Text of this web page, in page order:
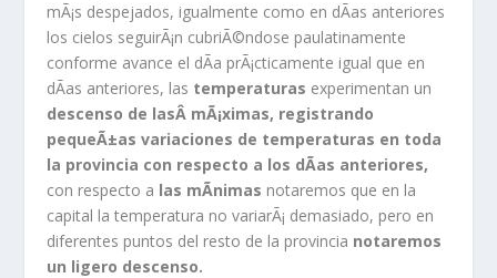
mÃ¡s despejados, igualmente como en dÃ­as anteriores
los cielos seguirÃ¡n cubriÃ©ndose paulatinamente
conforme avance el dÃ­a prÃ¡cticamente igual que en
dÃ­as anteriores, las temperaturas experimentan un
descenso de lasÂ mÃ¡ximas, registrando
pequeÃ±as variaciones de temperaturas en toda
la provincia con respecto a los dÃ­as anteriores,
con respecto a las mÃ­nimas notaremos que en la
capital la temperatura no variarÃ¡ demasiado, pero en
diferentes puntos del resto de la provincia notaremos
un ligero descenso.